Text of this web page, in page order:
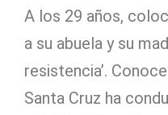
A los 29 años,
a su abuela y su
resistencia’.
Santa Cruz ha